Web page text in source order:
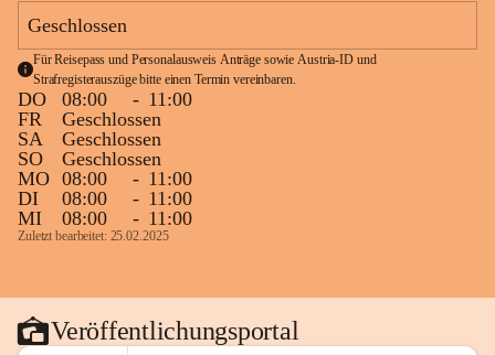
Geschlossen
Für Reisepass und Personalausweis Anträge sowie Austria-ID und
Strafregisterauszüge bitte einen Termin vereinbaren.
DO 08:00 - 11:00
FR
Geschlossen
SA
Geschlossen
SO
Geschlossen
MO 08:00 - 11:00
DI
08:00 - 11:00
MI
08:00 - 11:00
Zuletzt bearbeitet: 25.02.2025
Veröffentlichungsportal